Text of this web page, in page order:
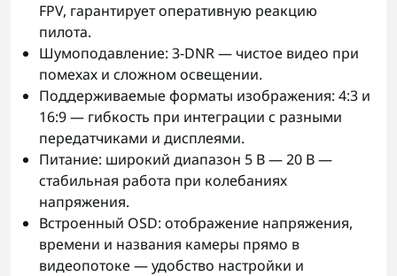
FPV, гарантирует оперативную реакцию
пилота.
Шумоподавление: 3-DNR — чистое видео при
помехах и сложном освещении.
Поддерживаемые форматы изображения: 4:3 и
16:9 — гибкость при интеграции с разными
передатчиками и дисплеями.
Питание: широкий диапазон 5 В — 20 В —
стабильная работа при колебаниях
напряжения.
Встроенный OSD: отображение напряжения,
времени и названия камеры прямо в
видеопотоке — удобство настройки и